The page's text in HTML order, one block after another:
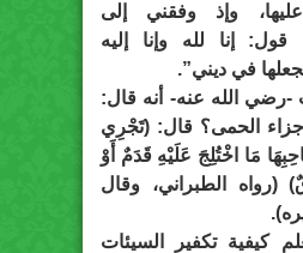
وإذ وفقني إلى
قول: إنا لله وإنا إليه
في ديني”.
الله عنه- أنه قال:
الحمى؟ قال: (تَجْرِي
مَا اخْتُلِجَ عَلَيْهِ قَدَمٌ أَوْ
الطبراني، وقال
كيفية تكفير السيئات